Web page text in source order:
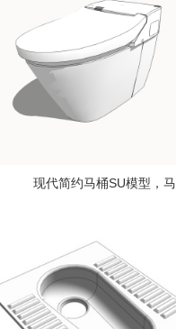
现代简约马桶SU模型，马